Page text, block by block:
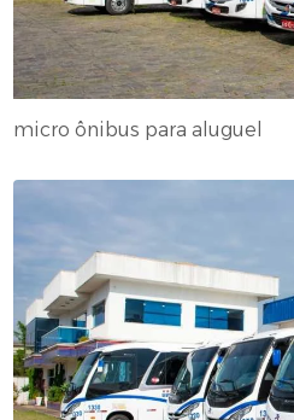
micro ônibus para aluguel